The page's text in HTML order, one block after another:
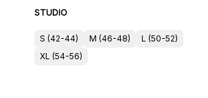
STUDIO
S (42-44) M (46-48)
L (50-52)
XL (54-56)